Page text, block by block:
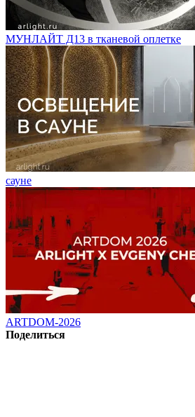
МУНЛАЙТ Д13 в тканевой оплетке
сауне
ARTDOM-2026
Поделиться